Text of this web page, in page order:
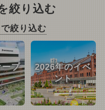
絞り込む
絞り込む
ープ
2026年のイベ
ント